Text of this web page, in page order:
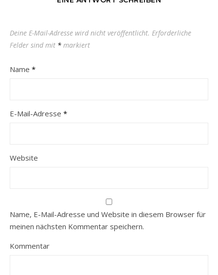
Deine E-Mail-Adresse wird nicht veröffentlicht. Erforderliche
Felder sind mit * markiert
Name *
E-Mail-Adresse *
Website
Name, E-Mail-Adresse und Website in diesem Browser für
meinen nächsten Kommentar speichern.
Kommentar